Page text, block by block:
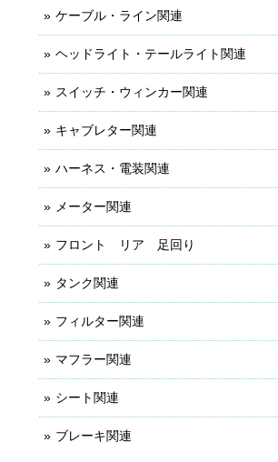
ケーブル・ライン関連
ヘッドライト・テールライト関連
スイッチ・ウィンカー関連
キャブレター関連
ハーネス・電装関連
メーター関連
フロント リア 足回り
タンク関連
フィルター関連
マフラー関連
シート関連
ブレーキ関連